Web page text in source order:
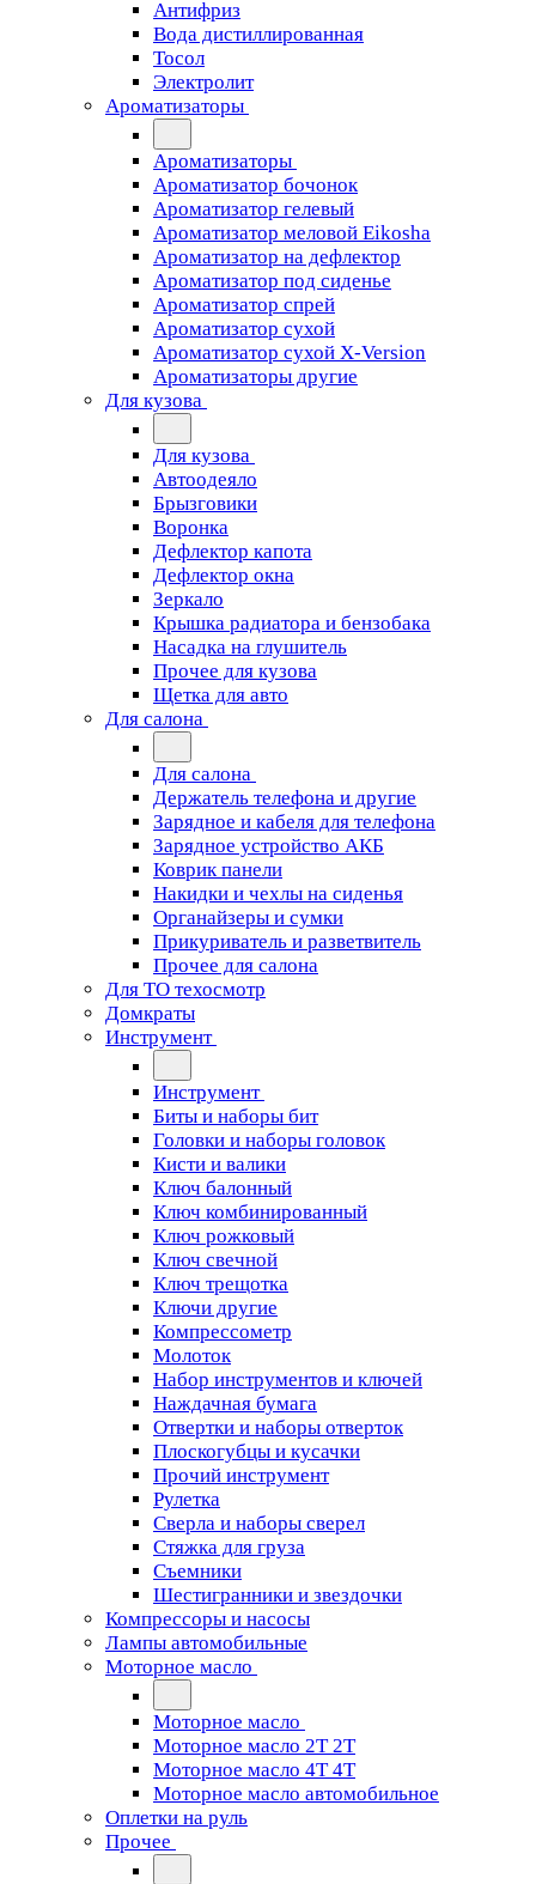
Антифриз
Вода дистиллированная
Тосол
Электролит
Ароматизаторы
Ароматизаторы
Ароматизатор бочонок
Ароматизатор гелевый
Ароматизатор меловой Eikosha
Ароматизатор на дефлектор
Ароматизатор под сиденье
Ароматизатор спрей
Ароматизатор сухой
Ароматизатор сухой X-Version
Ароматизаторы другие
Для кузова
Для кузова
Автоодеяло
Брызговики
Воронка
Дефлектор капота
Дефлектор окна
Зеркало
Крышка радиатора и бензобака
Насадка на глушитель
Прочее для кузова
Щетка для авто
Для салона
Для салона
Держатель телефона и другие
Зарядное и кабеля для телефона
Зарядное устройство АКБ
Коврик панели
Накидки и чехлы на сиденья
Органайзеры и сумки
Прикуриватель и разветвитель
Прочее для салона
Для ТО техосмотр
Домкраты
Инструмент
Инструмент
Биты и наборы бит
Головки и наборы головок
Кисти и валики
Ключ балонный
Ключ комбинированный
Ключ рожковый
Ключ свечной
Ключ трещотка
Ключи другие
Компрессометр
Молоток
Набор инструментов и ключей
Наждачная бумага
Отвертки и наборы отверток
Плоскогубцы и кусачки
Прочий инструмент
Рулетка
Сверла и наборы сверел
Стяжка для груза
Съемники
Шестигранники и звездочки
Компрессоры и насосы
Лампы автомобильные
Моторное масло
Моторное масло
Моторное масло 2Т 2T
Моторное масло 4Т 4T
Моторное масло автомобильное
Оплетки на руль
Прочее